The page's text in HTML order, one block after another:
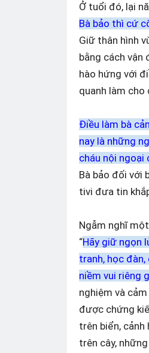
Ở tuổi đó, lại
Bà bảo thì cứ
Giữ thân hình
bằng cách vận
hào hứng với
quanh làm
Điều làm bà
nay là những
cháu nội ngoại
Bà bảo đối với
tivi đưa tin
Ngẫm nghĩ
“Hãy giữ ngọn
tranh, học
niềm vui riêng
nghiệm và
được chứng
trên biển,
trên cây,